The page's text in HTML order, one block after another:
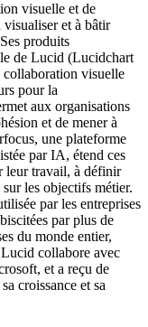
visuelle et de
visualiser et à bâtir
produits
de Lucid (Lucidchart
collaboration visuelle
pour la
aux organisations
et de mener à
une plateforme
par IA, étend ces
leur travail, à définir
les objectifs métier.
par les entreprises
par plus de
du monde entier,
collabore avec
et a reçu de
croissance et sa